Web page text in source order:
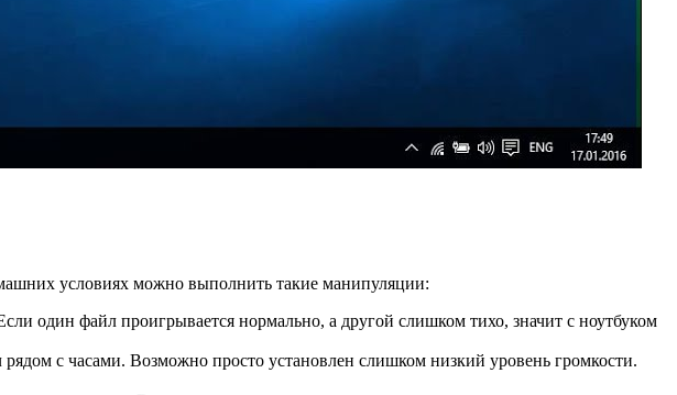
условиях можно выполнить такие манипуляции:
один файл проигрывается нормально, а другой слишком тихо, значит с ноутбуком
с часами. Возможно просто установлен слишком низкий уровень громкости.